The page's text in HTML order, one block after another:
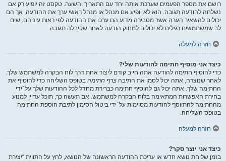
רושם את מספר הפעמים שערכת אותה יחד עם התאריך והשעה. טקסט זה יופיע רק אם
נשלחה להודעה תגובה. הוא לא יופיע אם מנהל או מנהל ראשי ערך את ההודעה, אך הם
יכולים להשאיר הערה אשר מסבירה מדוע הם ערכו את ההודעה לפי ראות עיניהם. שים
לב שמשתמשים רגילים לא יכולים למחוק הודעה לאחר שקיבלה תגובה.
חזרה למעלה
כיצד אני מוסיף חתימה להודעות שלי?
כדי להוסיף חתימה להודעה אתה חייב קודם ליצור אחת דרך לוח הבקרה למשתמש שלך.
לאחר שנוצרה, אתה יכול לסמן את התיבה צרף חתימה בטופס השליחה כדי להוסיף את
החתימה שלך. אתה יכול גם להוסיף חתימה כברירת מחדל לכל ההודעות שלך על־ידי
בחירת האפשרות המתאימה בלוח הבקרה למשתמש. אם תעשה כך, תוכל עדיין למנוע
מהחתימה להתווסף להודעות מסוימות על־ידי ביטול הסימון לתיבת הוספת החתימה
בטופס השליחה.
חזרה למעלה
כיצד אני יוצר סקר?
בזמן שליחת נושא חדש או עריכת ההודעה הראשונה של הנושא, לחץ על התווית “יצירת